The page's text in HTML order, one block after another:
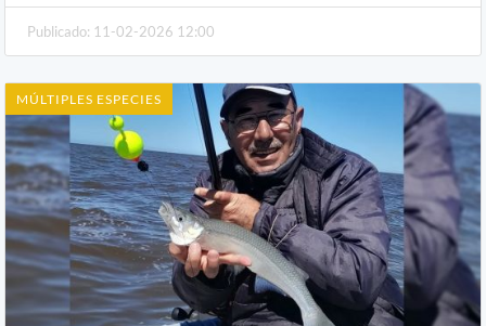
Publicado: 11-02-2026 12:00
MÚLTIPLES ESPECIES